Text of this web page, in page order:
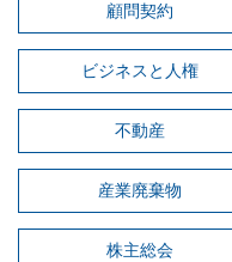
顧問契約
ビジネスと人権
不動産
産業廃棄物
株主総会